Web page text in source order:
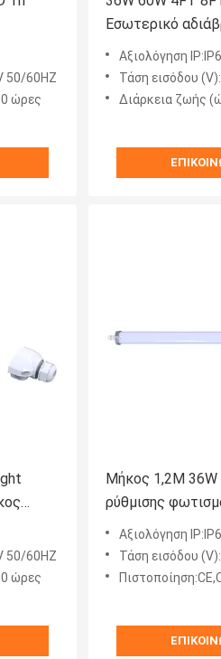
50/60HZ
ώρες
Εσωτερικό
Αξιολόγηση
Τάση εισόδου
Διάρκεια ζωής
50/60HZ
ώρες
Μήκος 1,2M
ρύθμισης
Φωτιστικά LED
σκηνών
Αξιολόγηση
Τάση εισόδου